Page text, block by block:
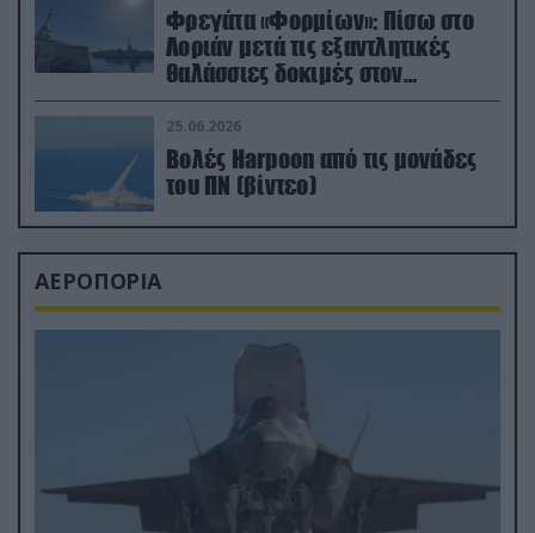
Φρεγάτα «Φορμίων»: Πίσω στο
Λοριάν μετά τις εξαντλητικές
θαλάσσιες δοκιμές στον
απαιτητικό Βισκαϊκό
25.06.2026
Βολές Harpoon από τις μονάδες
του ΠΝ (βίντεο)
ΑΕΡΟΠΟΡΙΑ